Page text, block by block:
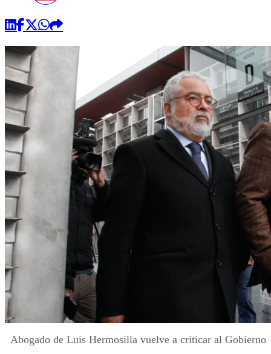
Abogado de Luis Hermosilla vuelve a criticar al Gobierno